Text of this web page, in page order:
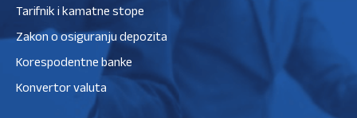
Tarifnik i kamatne stope
Zakon o osiguranju depozita
Korespodentne banke
Konvertor valuta